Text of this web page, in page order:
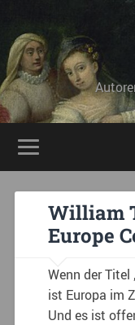
William
Europe
Wenn der Titel
ist Europa im
Und es ist